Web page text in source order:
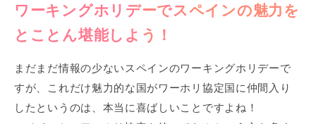
ワーキングホリデーでスペインの魅力を
とことん堪能しよう！
まだまだ情報の少ないスペインのワーキングホリデーで
すが、これだけ魅力的な国がワーホリ協定国に仲間入り
したというのは、本当に喜ばしいことですよね！